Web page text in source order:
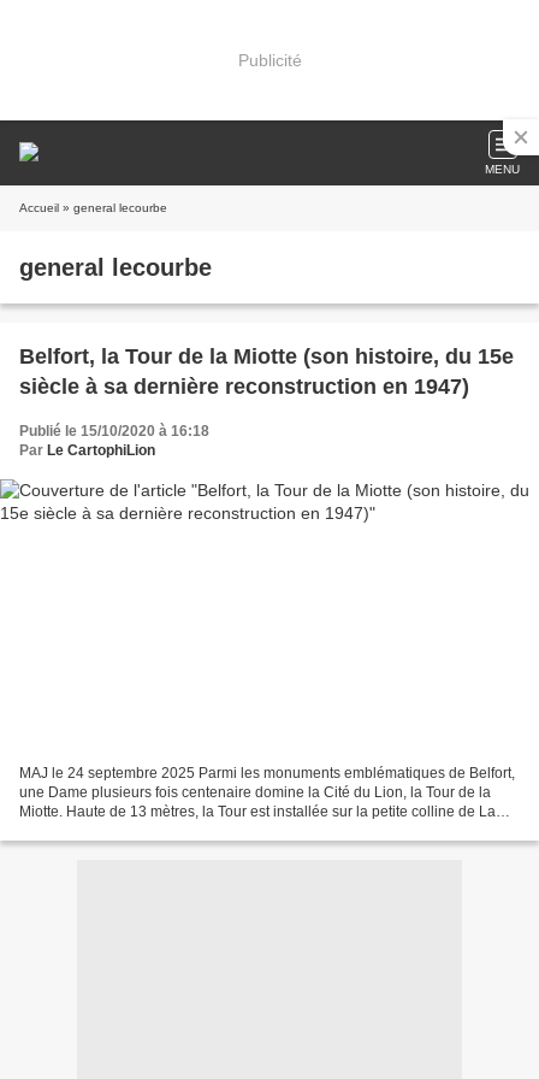
Publicité
MENU
Accueil » general lecourbe
general lecourbe
Belfort, la Tour de la Miotte (son histoire, du 15e
siècle à sa dernière reconstruction en 1947)
Publié le 15/10/2020 à 16:18
Par Le CartophiLion
MAJ le 24 septembre 2025 Parmi les monuments emblématiques de Belfort,
une Dame plusieurs fois centenaire domine la Cité du Lion, la Tour de la
Miotte. Haute de 13 mètres, la Tour est installée sur la petite colline de La